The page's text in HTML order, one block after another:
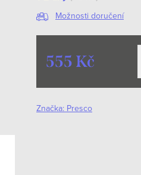
Možnosti doručení
555 Kč
cena:
Značka: Presco